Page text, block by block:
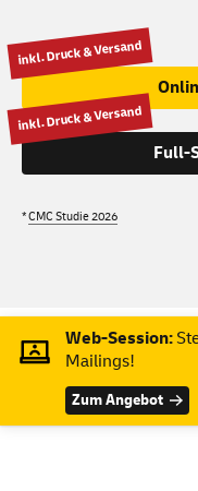
inkl. Druck & Versand
inkl. Druck & Versand
Full-
*CMC Studie 2026
Web-Session:
Mailings!
Zum Angebot